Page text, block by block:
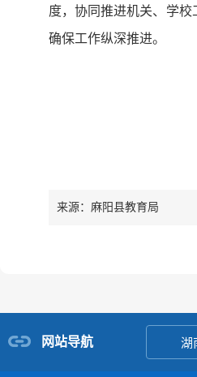
度，协同推进机关、学校
确保工作纵深推进。
来源：麻阳县教育局
网站导航 湖